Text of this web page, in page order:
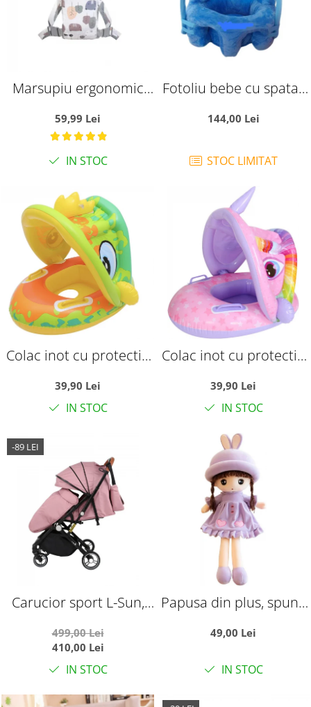
Marsupiu ergonomic
bebelusi, Frunze si
Ursuleti, gri
59,99 Lei
IN STOC
Fotoliu bebe cu spatar
din plus
144,00 Lei
STOC LIMITAT
Colac inot cu protectie
galben
39,90 Lei
IN STOC
Colac inot cu protectie
39,90 Lei
IN STOC
-89 LEI
Carucior sport L-Sun,
troller, cu maner
reversibil, husa de
picioare si gentuta
499,00 Lei
410,00 Lei
IN STOC
Papusa din plus, spune
mov
49,00 Lei
IN STOC